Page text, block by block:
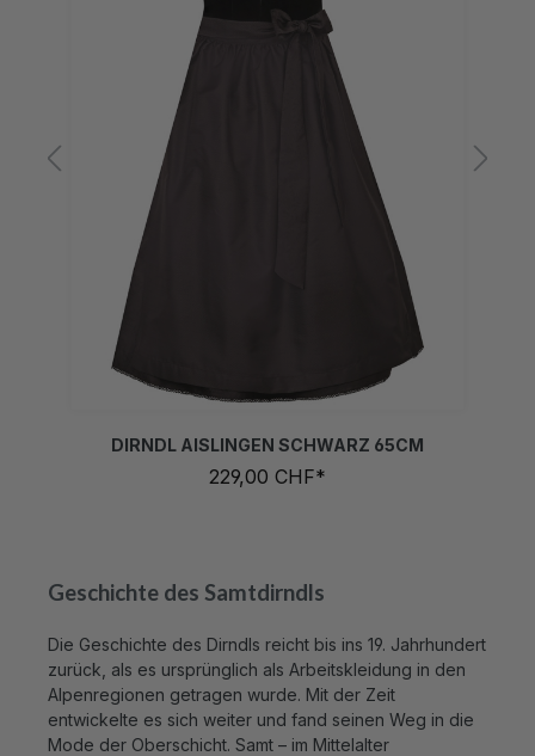
nicht verfügbar.)
ist zurzeit nicht verfügbar.)
Option ist zurzeit nicht verfügbar.)
32(Diese Option ist zurzeit nicht verfügbar.)
(Diese Option ist zurzeit nicht verfügbar.)
(Diese Option ist zurzeit nicht verfügbar.)
(Diese Option ist zurzeit nicht verfügbar.)
(Diese Option ist zurzeit nicht verfügbar.)
(Diese Option ist zurzeit nicht
(Diese Option ist zurzeit nicht
(Diese Option ist zurzeit
(Diese Option ist
52(Diese Option ist
229,00 CHF*
zurück, als es ursprünglich als Arbeitskleidung in den
Alpenregionen getragen wurde. Mit der Zeit
entwickelte es sich weiter und fand seinen Weg in die
Mode der Oberschicht. Samt – im Mittelalter
ausschliesslich aus Seide gewoben und Adligen